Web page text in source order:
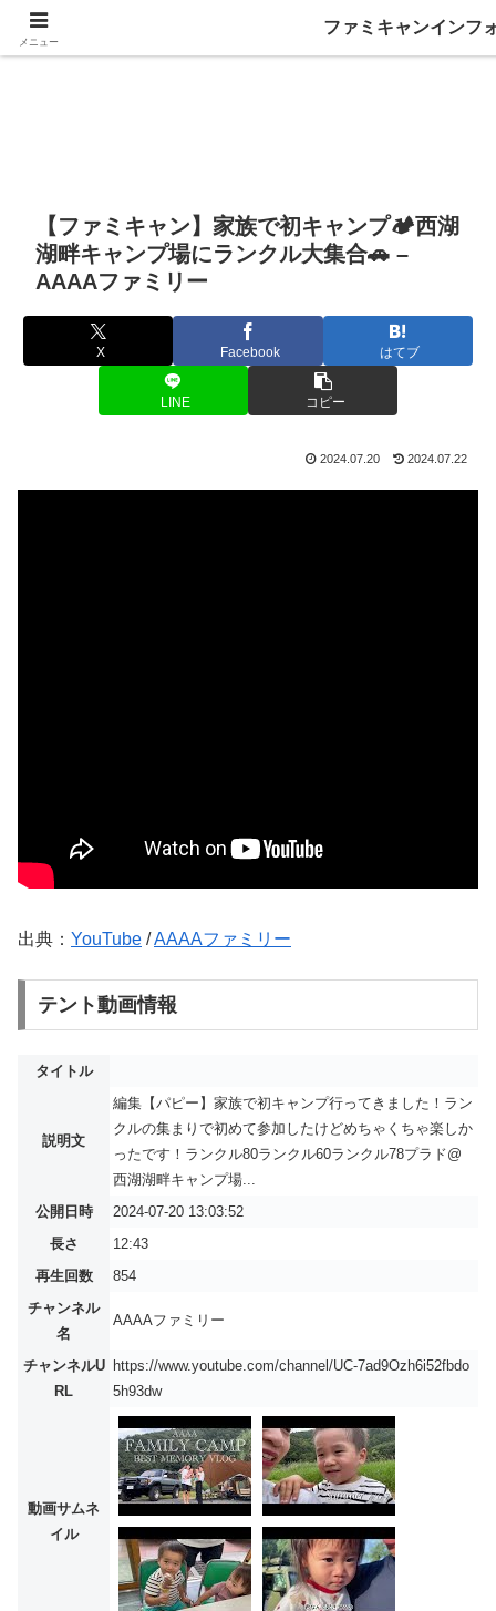
【ファミキャン】家族で初キャンプ🏕️西湖
湖畔キャンプ場にランクル大集合🚗 –
AAAAファミリー
X Facebook はてブ
LINE コピー
2024.07.20 2024.07.22
出典： YouTube /AAAAファミリー
テント動画情報
タイトル
説明文
編集【パピー】家族で初キャンプ行ってきました！ラン
クルの集まりで初めて参加したけどめちゃくちゃ楽しか
ったです！ランクル80ランクル60ランクル78プラド@
西湖湖畔キャンプ場...
公開日時
2024-07-20 13:03:52
長さ
12:43
再生回数
854
チャンネル
名
AAAAファミリー
チャンネルU
RL
https://www.youtube.com/channel/UC-7ad9Ozh6i52fbdo
5h93dw
動画サムネ
イル
メニュー
ファミキャンインフ